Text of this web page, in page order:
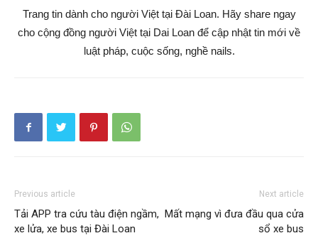
Trang tin dành cho người Việt tại Đài Loan. Hãy share ngay
cho cộng đồng người Việt tại Dai Loan để cập nhật tin mới về
luật pháp, cuộc sống, nghề nails.
Previous article
Tải APP tra cứu tàu điện ngầm,
xe lửa, xe bus tại Đài Loan
Next article
Mất mạng vì đưa đầu qua cửa
sổ xe bus